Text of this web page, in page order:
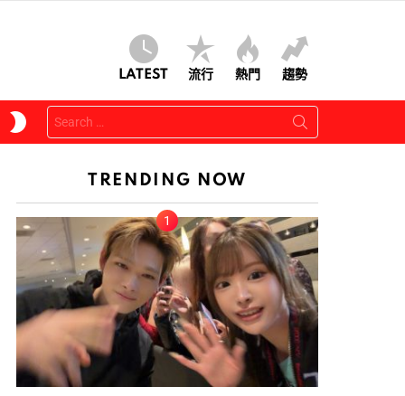
LATEST 流行 熱門 趨勢
SKIN
Search
for:
TRENDING NOW